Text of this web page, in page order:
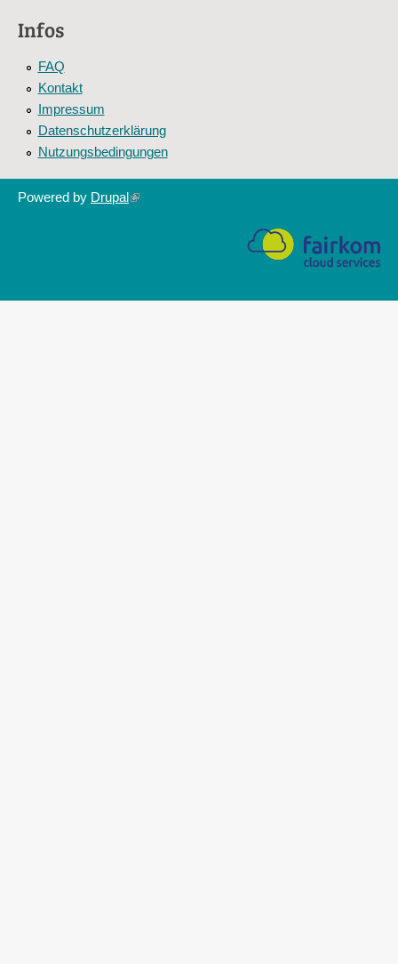
Infos
FAQ
Kontakt
Impressum
Datenschutzerklärung
Nutzungsbedingungen
Powered by Drupal(link